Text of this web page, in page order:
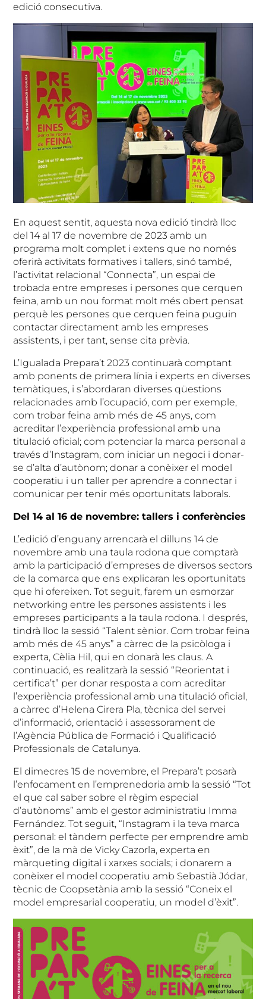
edició consecutiva.
En aquest sentit, aquesta nova edició tindrà lloc
del 14 al 17 de novembre de 2023 amb un
programa molt complet i extens que no només
oferirà activitats formatives i tallers, sinó també,
l’activitat relacional “Connecta”, un espai de
trobada entre empreses i persones que cerquen
feina, amb un nou format molt més obert pensat
perquè les persones que cerquen feina puguin
contactar directament amb les empreses
assistents, i per tant, sense cita prèvia.
L’Igualada Prepara’t 2023 continuarà comptant
amb ponents de primera línia i experts en diverses
temàtiques, i s’abordaran diverses qüestions
relacionades amb l’ocupació, com per exemple,
com trobar feina amb més de 45 anys, com
acreditar l’experiència professional amb una
titulació oficial; com potenciar la marca personal a
través d’Instagram, com iniciar un negoci i donar-
se d’alta d’autònom; donar a conèixer el model
cooperatiu i un taller per aprendre a connectar i
comunicar per tenir més oportunitats laborals.
Del 14 al 16 de novembre: tallers i conferències
L’edició d’enguany arrencarà el dilluns 14 de
novembre amb una taula rodona que comptarà
amb la participació d’empreses de diversos sectors
de la comarca que ens explicaran les oportunitats
que hi ofereixen. Tot seguit, farem un esmorzar
networking entre les persones assistents i les
empreses participants a la taula rodona. I després,
tindrà lloc la sessió “Talent sènior. Com trobar feina
amb més de 45 anys” a càrrec de la psicòloga i
experta, Cèlia Hil, qui en donarà les claus. A
continuació, es realitzarà la sessió “Reorientat i
certifica’t” per donar resposta a com acreditar
l’experiència professional amb una titulació oficial,
a càrrec d’Helena Cirera Pla, tècnica del servei
d’informació, orientació i assessorament de
l’Agència Pública de Formació i Qualificació
Professionals de Catalunya.
El dimecres 15 de novembre, el Prepara’t posarà
l’enfocament en l’emprenedoria amb la sessió “Tot
el que cal saber sobre el règim especial
d’autònoms” amb el gestor administratiu Imma
Fernández. Tot seguit, “Instagram i la teva marca
personal: el tàndem perfecte per emprendre amb
èxit”, de la mà de Vicky Cazorla, experta en
màrqueting digital i xarxes socials; i donarem a
conèixer el model cooperatiu amb Sebastià Jódar,
tècnic de Coopsetània amb la sessió “Coneix el
model empresarial cooperatiu, un model d’èxit”.